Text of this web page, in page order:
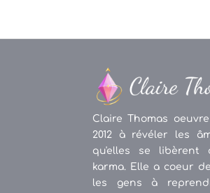
Claire Thomas
2012 à révéler les
qu'elles se libèrent
karma. Elle a coeur
les gens à